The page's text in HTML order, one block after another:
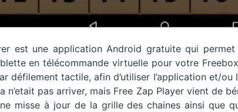
est une application Android gratuite qui
en télécommande virtuelle pour votre
défilement tactile, afin d’utiliser l’application et/
n’etait pas arriver, mais Free Zap Player vient de
misse à jour de la grille des chaines ainsi que